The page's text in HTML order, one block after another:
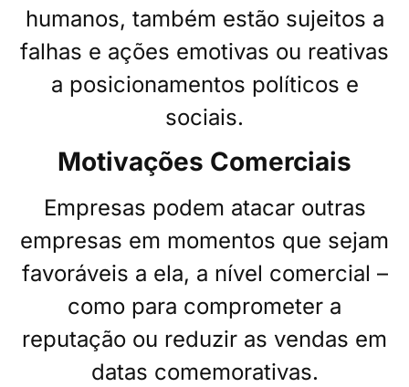
humanos, também estão sujeitos a
falhas e ações emotivas ou reativas
a posicionamentos políticos e
sociais.
Motivações Comerciais
Empresas podem atacar outras
empresas em momentos que sejam
favoráveis a ela, a nível comercial –
como para comprometer a
reputação ou reduzir as vendas em
datas comemorativas.